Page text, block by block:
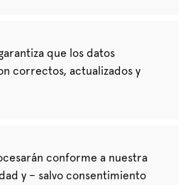
que los datos
correctos, actualizados y
conforme a nuestra
y – salvo consentimiento